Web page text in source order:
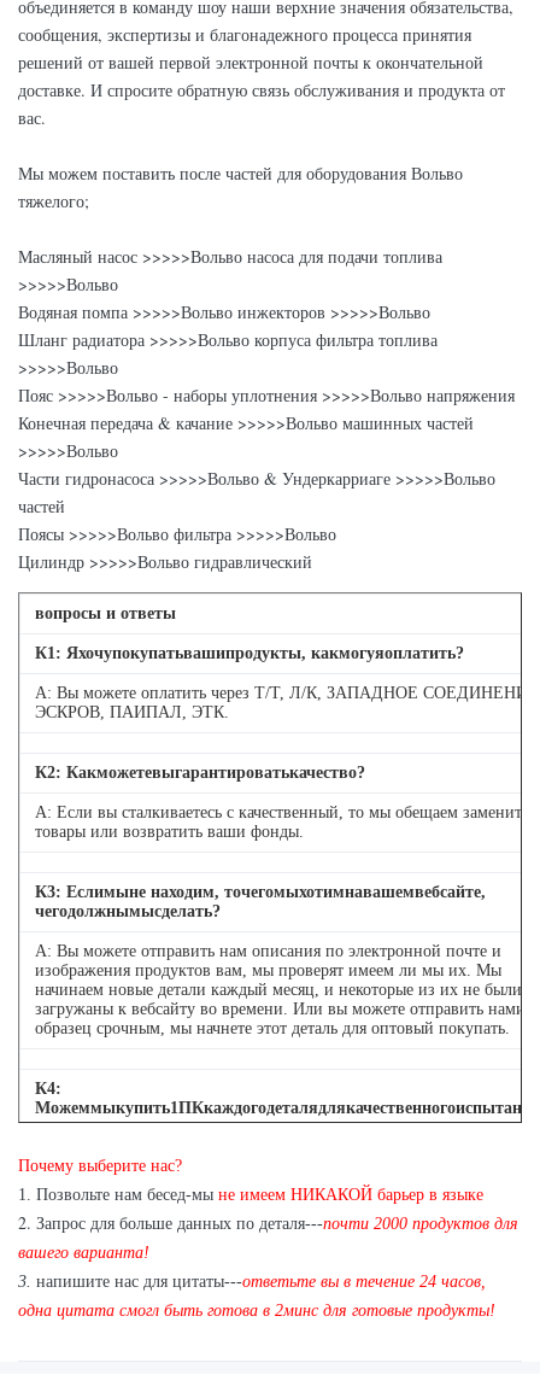
объединяется в команду шоу наши верхние значения обязательства,
сообщения, экспертизы и благонадежного процесса принятия
решений от вашей первой электронной почты к окончательной
доставке. И спросите обратную связь обслуживания и продукта от
вас.
Мы можем поставить после частей для оборудования Вольво
тяжелого;
Масляный насос >>>>>Вольво насоса для подачи топлива
>>>>>Вольво
Водяная помпа >>>>>Вольво инжекторов >>>>>Вольво
Шланг радиатора >>>>>Вольво корпуса фильтра топлива
>>>>>Вольво
Пояс >>>>>Вольво - наборы уплотнения >>>>>Вольво напряжения
Конечная передача & качание >>>>>Вольво машинных частей
>>>>>Вольво
Части гидронасоса >>>>>Вольво & Ундеркарриаге >>>>>Вольво
частей
Поясы >>>>>Вольво фильтра >>>>>Вольво
Цилиндр >>>>>Вольво гидравлический
вопросы и ответы
К1: Яхочупокупатьвашипродукты, какмогуяоплатить?
А: Вы можете оплатить через Т/Т, Л/К, ЗАПАДНОЕ
ЭСКРОВ, ПАИПАЛ, ЭТК.
К2: Какможетевыгарантироватькачество?
А: Если вы сталкиваетесь с качественный, то мы обещаем заменить
товары или возвратить ваши фонды.
К3: Еслимыне находим, точегомыхотимнавашемвебсайте,
чегодолжнымысделать?
А: Вы можете отправить нам описания по электронной почте и
изображения продуктов вам, мы проверят имеем ли мы их. Мы
начинаем новые детали каждый месяц, и некоторые из их не были
загружаны к вебсайту во времени. Или вы можете отправить нами
образец срочным, мы начнете этот деталь для оптовый покупать.
К4:
мы имеем деталь, то вам в запасе
Почему выберите нас?
1. Позвольте нам бесед-мы не имеем НИКАКОЙ барьер в языке
2. Запрос для больше данных по деталя---почти 2000 продуктов для
вашего варианта!
3. напишите нас для цитаты---ответьте вы в течение 24 часов,
одна цитата смогл быть готова в 2минс для готовые продукты!